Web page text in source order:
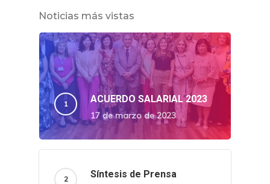
Noticias más vistas
ACUERDO SALARIAL 2023
17 de marzo de 2023
Síntesis de Prensa